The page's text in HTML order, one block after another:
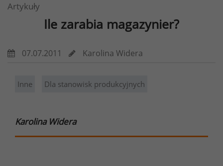
Artykuły
Ile zarabia magazynier?
07.07.2011 Karolina Widera
Inne Dla stanowisk produkcyjnych
Karolina Widera